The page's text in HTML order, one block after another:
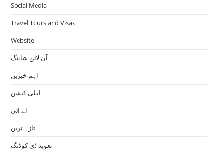
Social Media
Travel Tours and Visas
Website
آن لائن شاپنگ
اہم خبریں
ایپلی کیشن
اے آئی
تازہ ترین
تعویذ ڈی کوڈنگ